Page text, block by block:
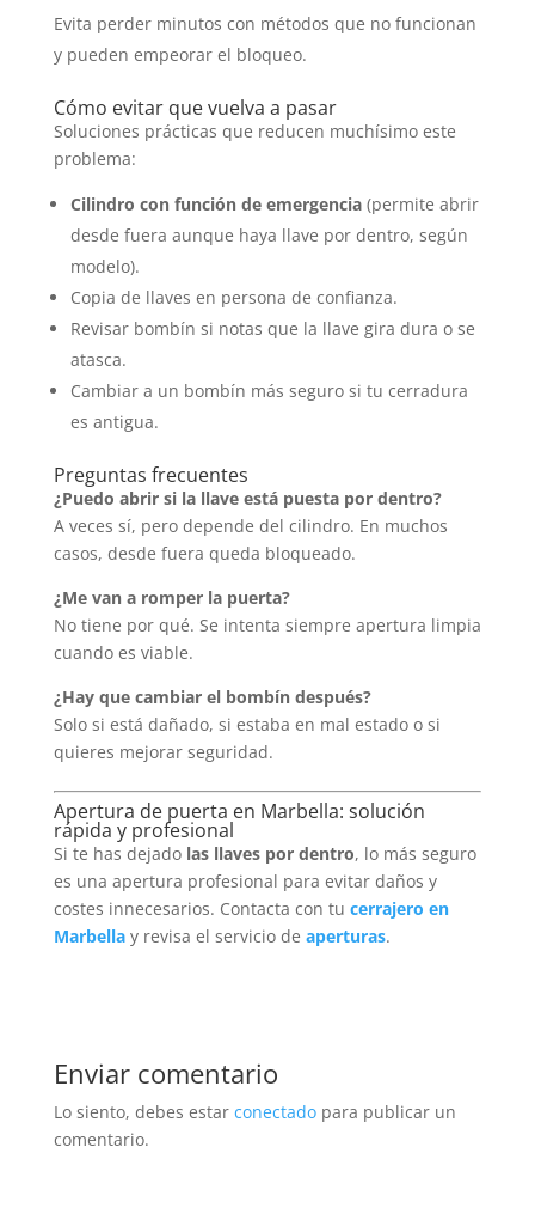
Evita perder minutos con métodos que no funcionan
y pueden empeorar el bloqueo.
Cómo evitar que vuelva a pasar
Soluciones prácticas que reducen muchísimo este
problema:
Cilindro con función de emergencia(permite abrir
desde fuera aunque haya llave por dentro, según
modelo).
Copia de llaves en persona de confianza.
Revisar bombín si notas que la llave gira dura o se
atasca.
Cambiar a un bombín más seguro si tu cerradura
es antigua.
Preguntas frecuentes
¿Puedo abrir si la llave está puesta por dentro?
A veces sí, pero depende del cilindro. En muchos
casos, desde fuera queda bloqueado.
¿Me van a romper la puerta?
No tiene por qué. Se intenta siempre apertura limpia
cuando es viable.
¿Hay que cambiar el bombín después?
Solo si está dañado, si estaba en mal estado o si
quieres mejorar seguridad.
Apertura de puerta en Marbella: solución
rápida y profesional
Si te has dejado las llaves por dentro, lo más seguro
es una apertura profesional para evitar daños y
costes innecesarios. Contacta con tu cerrajero en
Marbellay revisa el servicio de aperturas.
Enviar comentario
Lo siento, debes estar conectadopara publicar un
comentario.